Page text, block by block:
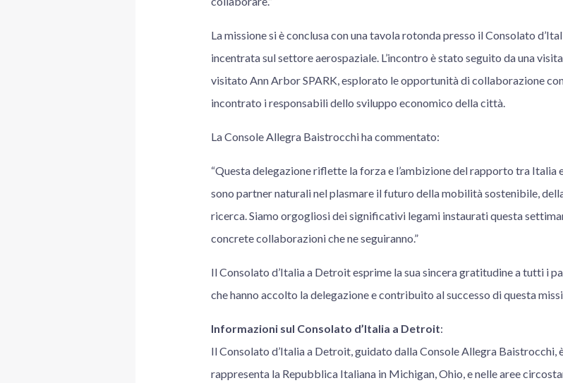
La missione si è conclusa con una tavola rotonda presso il Consolato
incentrata sul settore aerospaziale. L’incontro è stato seguito da una
visitato Ann Arbor SPARK, esplorato le opportunità di collaborazione
incontrato i responsabili dello sviluppo economico della città.
La Console Allegra Baistrocchi ha commentato:
“Questa delegazione riflette la forza e l’ambizione del rapporto tra Italia
sono partner naturali nel plasmare il futuro della mobilità sostenibile,
ricerca. Siamo orgogliosi dei significativi legami instaurati questa
concrete collaborazioni che ne seguiranno.”
Il Consolato d’Italia a Detroit esprime la sua sincera gratitudine a tutti i
che hanno accolto la delegazione e contribuito al successo di questa
Informazioni sul Consolato d’Italia a Detroit:
Il Consolato d’Italia a Detroit, guidato dalla Console Allegra Baistrocchi,
rappresenta la Repubblica Italiana in Michigan, Ohio, e nelle aree